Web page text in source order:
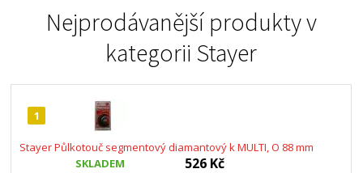
Nejprodávanější produkty v
kategorii Stayer
1
Stayer Půlkotouč segmentový diamantový k MULTI, O 88 mm
SKLADEM
526 Kč